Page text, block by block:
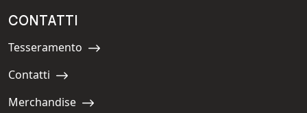
CONTATTI
Navigate to:
Tesseramento
Navigate to:
Contatti
Navigate to:
Merchandise